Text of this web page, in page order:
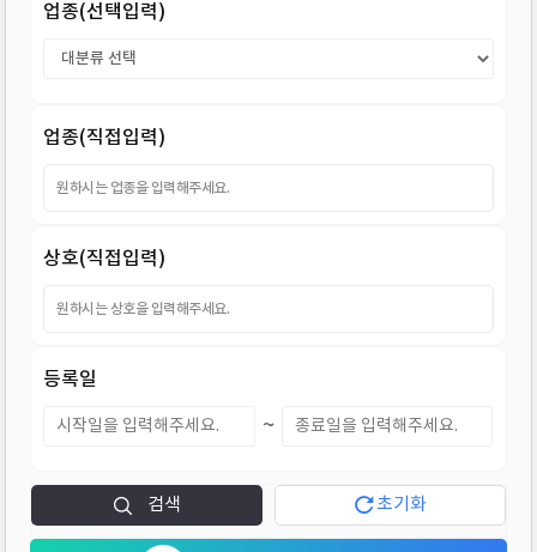
업종(선택입력)
업종(직접입력)
상호(직접입력)
등록일
~
검색 초기화